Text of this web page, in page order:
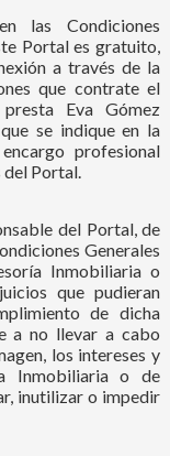
las Condiciones
Portal es gratuito,
a través de la
que contrate el
Eva Gómez
se indique en la
encargo profesional
del Portal.
del Portal, de
Generales
Inmobiliaria o
que pudieran
de dicha
a no llevar a cabo
los intereses y
Inmobiliaria o de
inutilizar o impedir